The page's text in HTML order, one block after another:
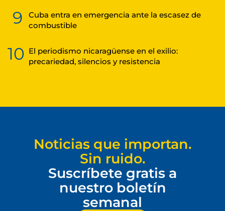
9
Cuba entra en emergencia ante la escasez de
combustible
10 El periodismo nicaragüense en el exilio:
precariedad, silencios y resistencia
Noticias que importan.
Sin ruido.
Suscríbete gratis a
nuestro boletín
semanal